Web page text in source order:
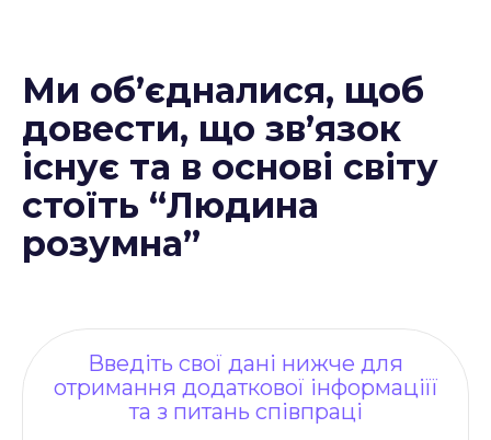
Ми об’єдналися, щоб
довести, що зв’язок
існує та в основі світу
стоїть “Людина
розумна”
Введіть свої дані нижче для
отримання додаткової інформаціїї
та з питань співпраці